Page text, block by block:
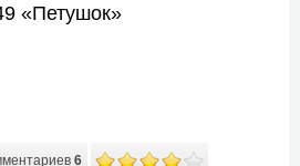
«Петушок»
6